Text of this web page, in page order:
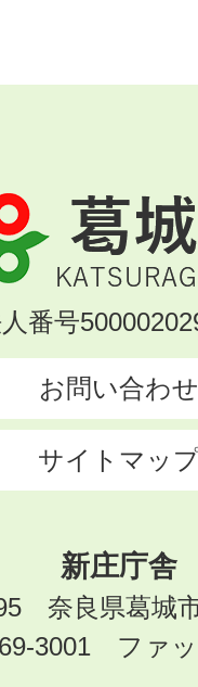
番号
お問い合わせ
サイトマッ
新庄庁舎
奈良県葛城
3001 ファ